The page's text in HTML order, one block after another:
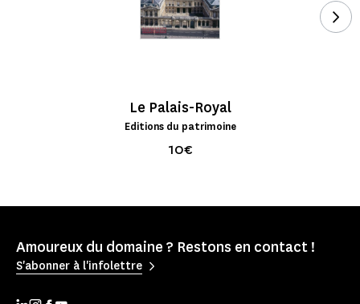
Le Palais-Royal
Editions du patrimoine
10€
Amoureux du domaine ? Restons en contact !
S'abonner à l'infolettre